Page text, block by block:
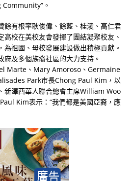
。
餘有根率耿俊偉、餘藍、桂淩、高仁君
高校在美校友會發揮了團結凝聚校友、
祖國、母校發展建設做出積極貢獻。
及多個族裔社區的大力支持。
Marte、Mary Amoroso、Germaine
Park市長Chong Paul Kim，以
新澤西華人聯合總會主席William Woo
Kim表示：“我們都是美國亞裔，應